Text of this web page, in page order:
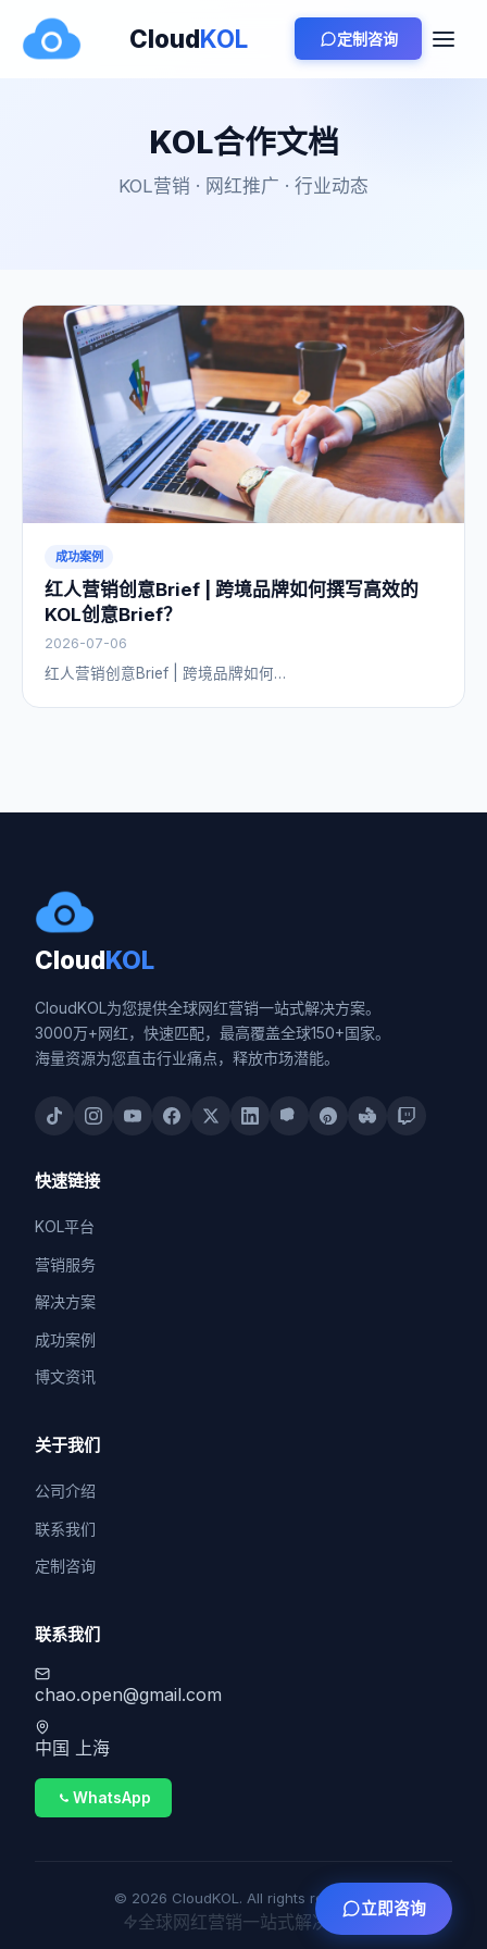
CloudKOL 定制咨询
KOL合作文档
KOL营销 · 网红推广 · 行业动态
成功案例
红人营销创意Brief | 跨境品牌如何撰写高效的
KOL创意Brief？
2026-07-06
红人营销创意Brief | 跨境品牌如何…
CloudKOL
CloudKOL为您提供全球网红营销一站式解决方案。
3000万+网红，快速匹配，最高覆盖全球150+国家。
海量资源为您直击行业痛点，释放市场潜能。
快速链接
KOL平台
营销服务
解决方案
成功案例
博文资讯
关于我们
公司介绍
联系我们
定制咨询
联系我们
chao.open@gmail.com
中国 上海
WhatsApp
© 2026 CloudKOL. All rights reserved.
全球网红营销一站式解决方案
立即咨询